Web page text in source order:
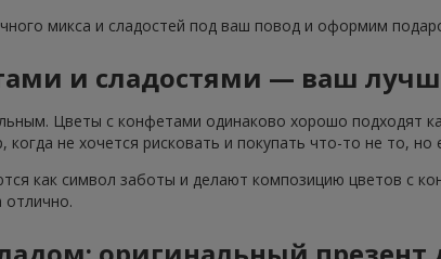
микса и сладостей под ваш повод и оформим
и сладостями — ваш
Цветы с конфетами одинаково хорошо подходят
не хочется рисковать и покупать что-то не то, но
как символ заботы и делают композицию цветов с